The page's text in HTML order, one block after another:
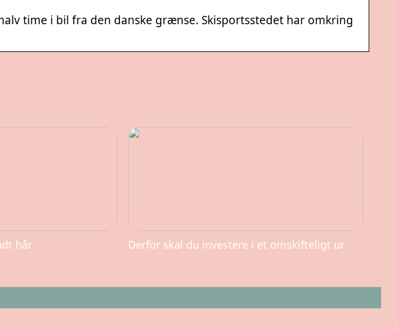
time i bil fra den danske grænse. Skisportsstedet har omkring
hår Derfor skal du investere i et omskifteligt ur